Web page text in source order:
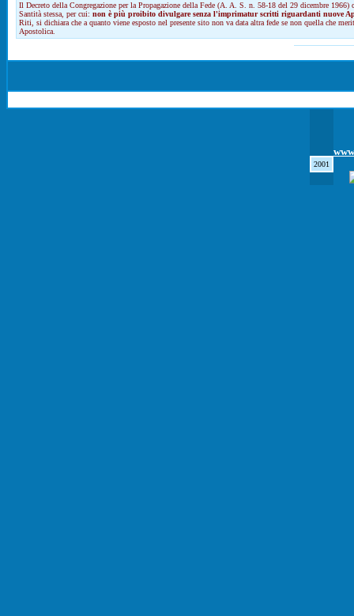
Il Decreto della Congregazione per la Propagazione della Fede (A. A. S. n. 58-18 del 29 dicembre
Santità stessa, per cui: non è più proibito divulgare senza l'imprimatur scritti riguardanti nuove
Riti, si dichiara che a quanto viene esposto nel presente sito non va data altra fede se non quella che
Apostolica.
2001